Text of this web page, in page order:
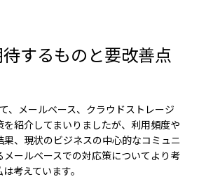
するものと要改善点
、メールベース、クラウドストレージ
紹介してまいりましたが、利用頻度や
、現状のビジネスの中心的なコミュニ
ールベースでの対応策についてより考
考えています。